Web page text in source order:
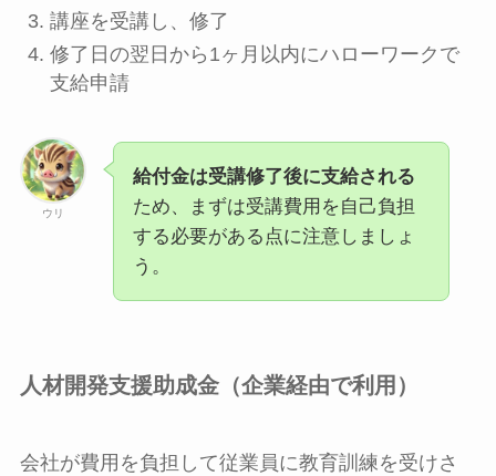
講座を受講し、修了
修了日の翌日から1ヶ月以内にハローワークで
支給申請
ウリ
給付金は受講修了後に支給される
ため、まずは受講費用を自己負担
する必要がある点に注意しましょ
う。
人材開発支援助成金（企業経由で利用）
会社が費用を負担して従業員に教育訓練を受けさ